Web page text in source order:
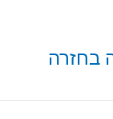
בחזרה